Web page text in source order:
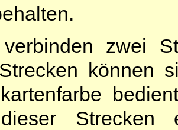
verbinden zwei
können
Strecken